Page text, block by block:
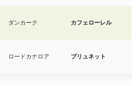
ダンカーク カフェローレル
ロードカナロア ブリュネット